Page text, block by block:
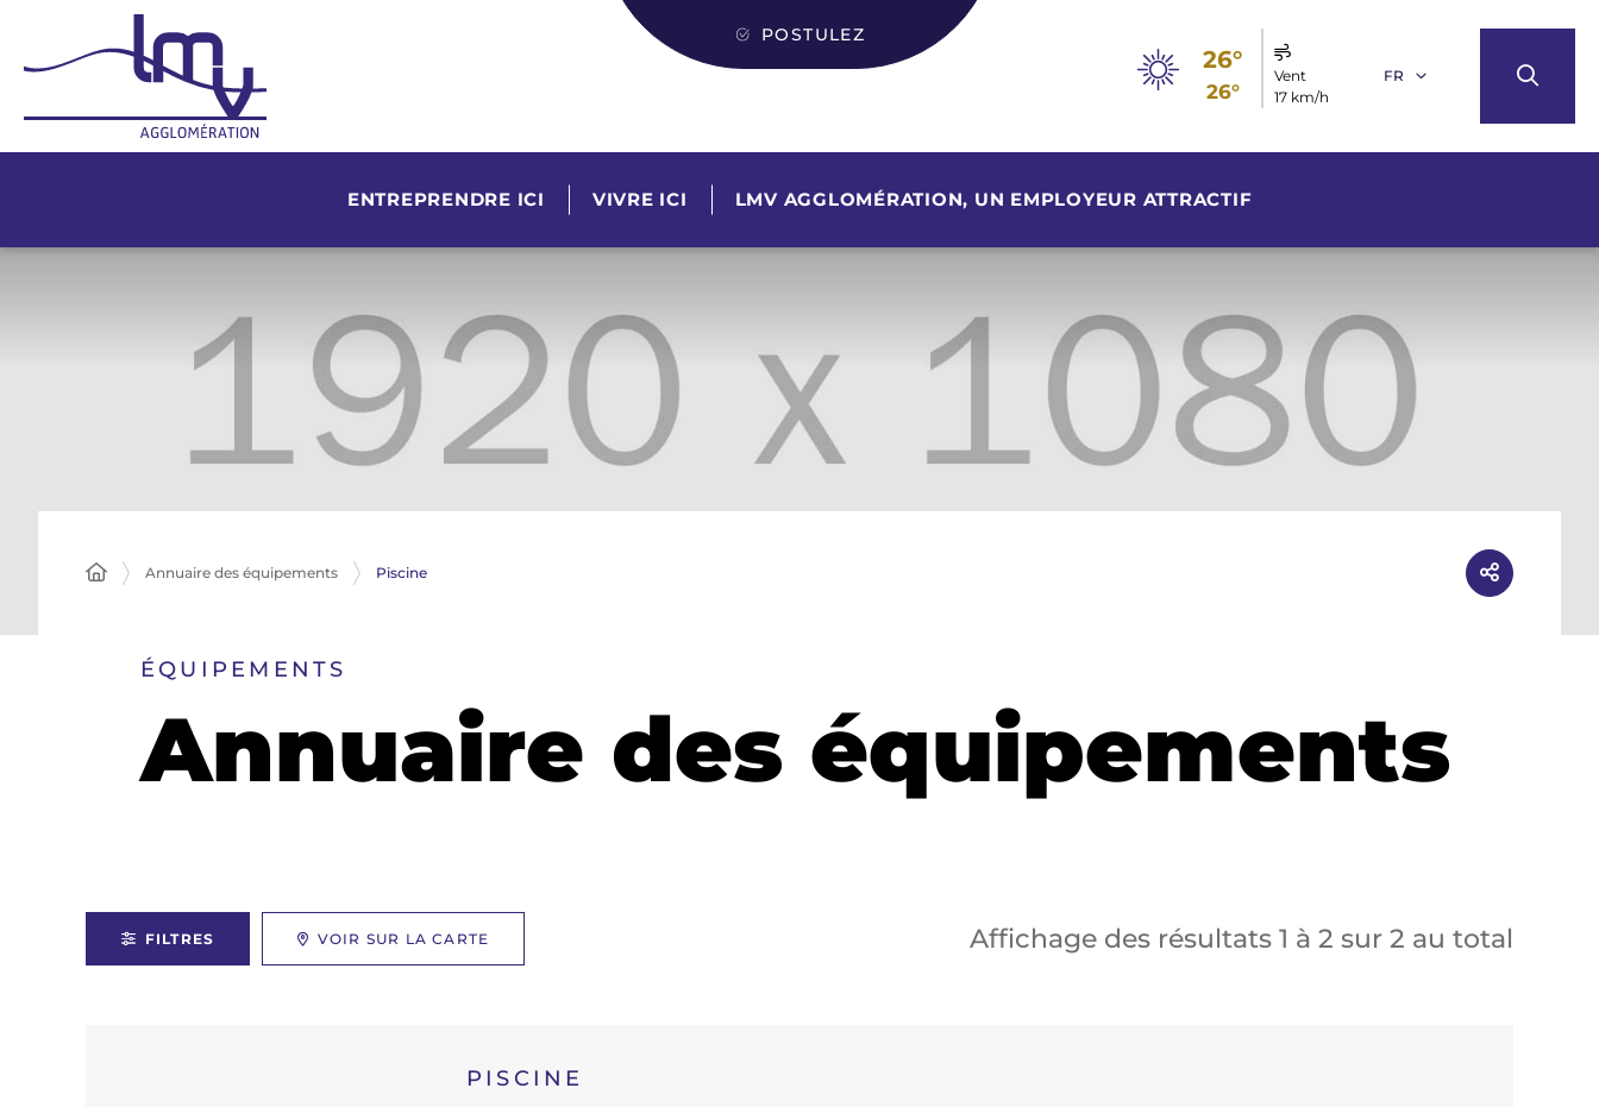
POSTULEZ
26°
26°
Vent
17 km/h
FR
ENTREPRENDRE ICI VIVRE ICI LMV AGGLOMÉRATION, UN EMPLOYEUR ATTRACTIF
Annuaire des équipements Piscine
ÉQUIPEMENTS
Annuaire des équipements
FILTRES VOIR SUR LA CARTE Affichage des résultats 1 à 2 sur 2 au total
PISCINE